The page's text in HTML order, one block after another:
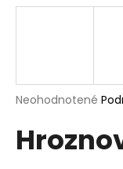
Priemerné
produktu
je
Neohodnotené
ť
?